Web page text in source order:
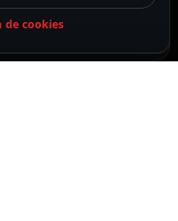
de cookies